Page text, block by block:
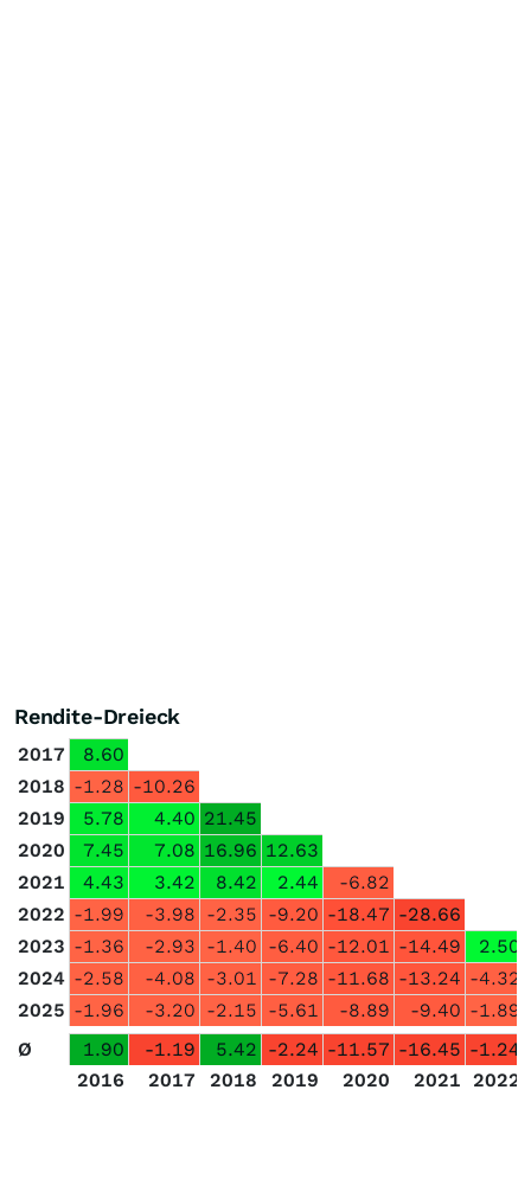
Rendite-Dreieck
2017
8.60
2018 -1.28 -10.26
2019
5.78 4.40 21.45
2020
7.45 7.08 16.96 12.63
2021
4.43 3.42 8.42 2.44
-6.82
2022 -1.99 -3.98 -2.35 -9.20 -18.47 -28.66
2023 -1.36 -2.93 -1.40 -6.40 -12.01 -14.49
2.50
2024 -2.58 -4.08 -3.01 -7.28 -11.68 -13.24 -4.32
2025 -1.96 -3.20 -2.15 -5.61 -8.89 -9.40 -1.89
Ø
1.90 -1.19 5.42 -2.24 -11.57 -16.45 -1.24
2016
2017 2018 2019 2020 2021 2022